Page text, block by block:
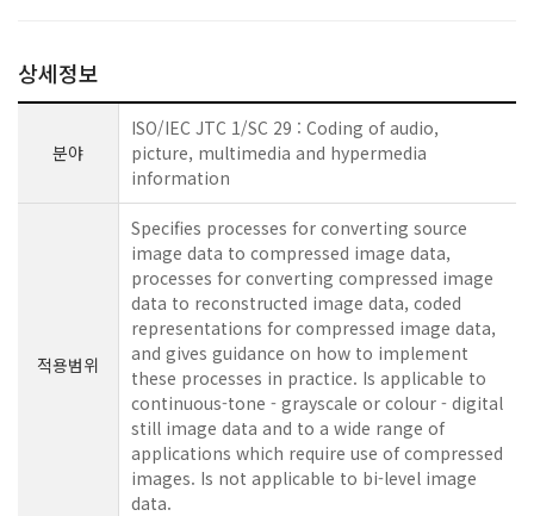
상세정보
분야
ISO/IEC JTC 1/SC 29 : Coding of audio,
picture, multimedia and hypermedia
information
적용범위
Specifies processes for converting source
image data to compressed image data,
processes for converting compressed image
data to reconstructed image data, coded
representations for compressed image data,
and gives guidance on how to implement
these processes in practice. Is applicable to
continuous-tone - grayscale or colour - digital
still image data and to a wide range of
applications which require use of compressed
images. Is not applicable to bi-level image
data.